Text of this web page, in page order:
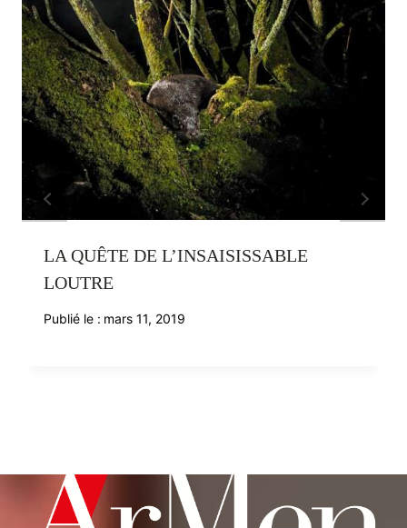
LA QUÊTE DE L’INSAISISSABLE
LOUTRE
Publié le : mars 11, 2019